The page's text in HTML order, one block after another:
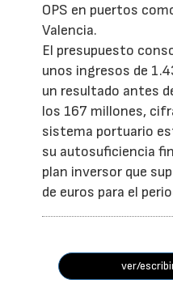
OPS en puertos
Valencia.
El presupuesto
unos ingresos de
un resultado antes
los 167 millones,
sistema portuario
su autosuficiencia
plan inversor que
de euros para el
ver/